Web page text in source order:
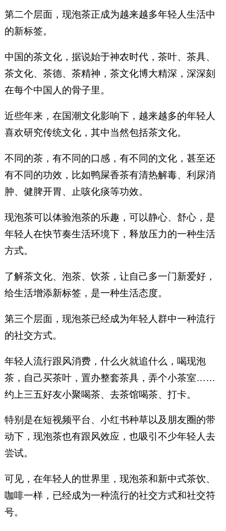
第二个层面，现泡茶正成为越来越多年轻人生活中
的新标签。
中国的茶文化，据说始于神农时代，茶叶、茶具、
茶文化、茶德、茶精神，茶文化博大精深，深深刻
在每个中国人的骨子里。
近些年来，在国潮文化影响下，越来越多的年轻人
喜欢研究传统文化，其中当然包括茶文化。
不同的茶，有不同的口感，有不同的文化，甚至还
有不同的功效，比如鸭屎香茶有清热解毒、利尿消
肿、健脾开胃、止咳化痰等功效。
现泡茶可以体验泡茶的乐趣，可以静心、舒心，是
年轻人在快节奏生活环境下，释放压力的一种生活
方式。
了解茶文化、泡茶、饮茶，让自己多一门新爱好，
给生活增添新标签，是一种生活态度。
第三个层面，现泡茶已经成为年轻人群中一种流行
的社交方式。
年轻人流行跟风消费，什么火就追什么，喝现泡
茶，自己买茶叶，置办整套茶具，弄个小茶室……
约上三五好友小聚喝茶、去茶馆喝茶、打卡。
特别是在短视频平台、小红书种草以及朋友圈的带
动下，现泡茶也有跟风效应，也吸引不少年轻人去
尝试。
可见，在年轻人的世界里，现泡茶和新中式茶饮、
咖啡一样，已经成为一种流行的社交方式和社交符
号。